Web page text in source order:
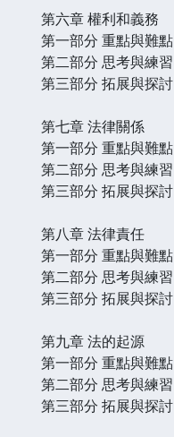
第六章 權利和義務
第一部分 重點與難點
第二部分 思考與練習
第三部分 拓展與探討
第七章 法律關係
第一部分 重點與難點
第二部分 思考與練習
第三部分 拓展與探討
第八章 法律責任
第一部分 重點與難點
第二部分 思考與練習
第三部分 拓展與探討
第九章 法的起源
第一部分 重點與難點
第二部分 思考與練習
第三部分 拓展與探討